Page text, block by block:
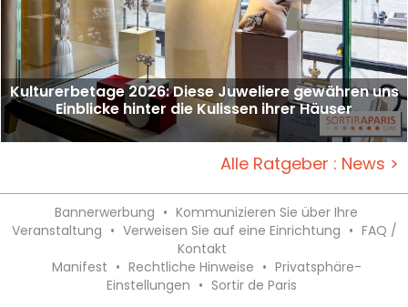
Kulturerbetage 2026: Diese Juweliere gewähren uns
Einblicke hinter die Kulissen ihrer Häuser
Alle Ratgeber : News >
Bannerwerbung • Kommunizieren Sie über Ihre
Veranstaltung • Verweisen Sie auf eine Einrichtung • FAQ /
Kontakt
Manifest • Rechtliche Hinweise • Privatsphäre-
Einstellungen • Sortir de Paris